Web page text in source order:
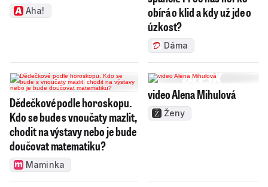
Aha!
obírá o klid a kdy už jde o
úzkost?
Dáma
Dědečkové podle horoskopu.
Kdo se bude s vnoučaty mazlit,
chodit na výstavy nebo je bude
doučovat matematiku?
Maminka
video Alena Mihulová
Ženy